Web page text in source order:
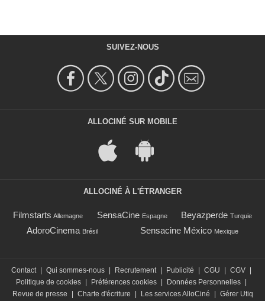
SUIVEZ-NOUS
ALLOCINÉ SUR MOBILE
ALLOCINÉ À L'ÉTRANGER
Filmstarts Allemagne SensaCine Espagne Beyazperde Turquie
AdoroCinema Brésil Sensacine México Mexique
Contact | Qui sommes-nous | Recrutement | Publicité | CGU | CGV |
Politique de cookies | Préférences cookies | Données Personnelles |
Revue de presse
| Charte d'écriture | Les services AlloCiné | Gérer Utiq